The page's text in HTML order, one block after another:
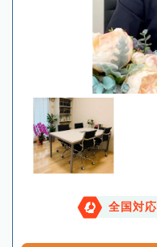
全国対応